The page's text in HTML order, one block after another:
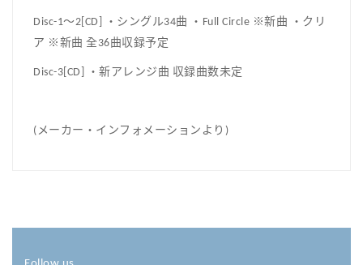
Disc-1～2[CD] ・シングル34曲 ・Full Circle ※新曲 ・クリ
ア ※新曲 全36曲収録予定
Disc-3[CD] ・新アレンジ曲 収録曲数未定
(メーカー・インフォメーションより)